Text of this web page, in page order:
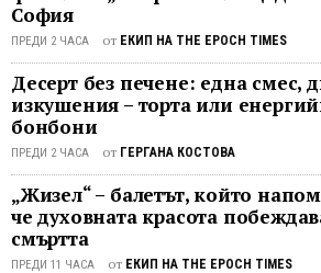
София
ПРЕДИ 2 ЧАСА от ЕКИП НА THE EPOCH TIMES
Десерт без печене: една смес,
изкушения – торта или
бонбони
ПРЕДИ 2 ЧАСА от ГЕРГАНА КОСТОВА
„Жизел“ – балетът, който
че духовната красота
смъртта
ПРЕДИ 11 ЧАСА от ЕКИП НА THE EPOCH TIMES